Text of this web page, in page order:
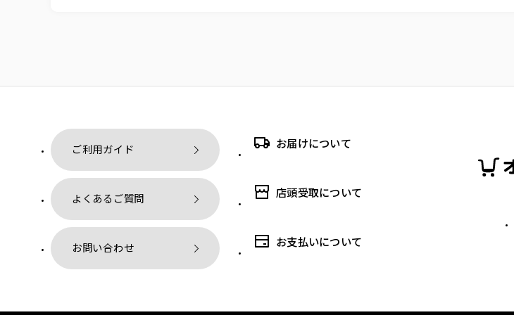
ご利用ガイド
よくあるご質問
お問い合わせ
お届けについて
店頭受取について
お支払いについて